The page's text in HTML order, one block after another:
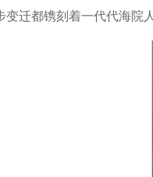
变迁都镌刻着一代代海院